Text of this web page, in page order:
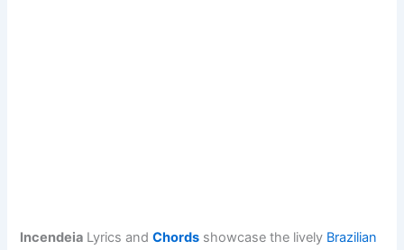
Incendeia Lyrics andChords showcase the lively Brazilian